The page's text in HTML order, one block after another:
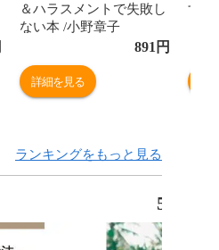
＆ハラスメントで失敗し
ない本 /小野章子
891 円
詳細を見る
する
ランキングをもっと見る
5